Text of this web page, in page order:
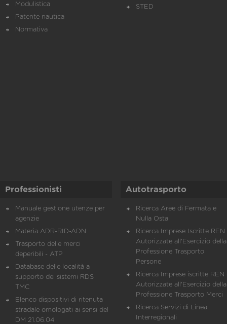
Modulistica
Patente nautica
Normativa
STED
Professionisti
Manuale gestione utenze per
agenzie
Materia ADR-RID-ADN
Trasporto delle merci
deperibili - ATP
Database delle località a
supporto dei sistemi RDS
TMC
Elenco dispositivi di ritenuta
stradale omologati ai sensi del
DM 21.06.04
Autotrasporto
Ricerca Aree di Fermata e
Nulla Osta
Ricerca Imprese Iscritte REN
Autorizzate all'Esercizio della
Professione Trasporto
Persone
Ricerca Imprese iscritte REN
Autorizzate all'Esercizio della
Professione Trasporto Merci
Ricerca Servizi di Linea
Interregionali